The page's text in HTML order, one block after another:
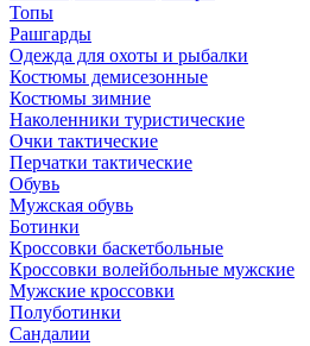
Топы
Рашгарды
Одежда для охоты и рыбалки
Костюмы демисезонные
Костюмы зимние
Наколенники туристические
Очки тактические
Перчатки тактические
Обувь
Мужская обувь
Ботинки
Кроссовки баскетбольные
Кроссовки волейбольные мужские
Мужские кроссовки
Полуботинки
Сандалии